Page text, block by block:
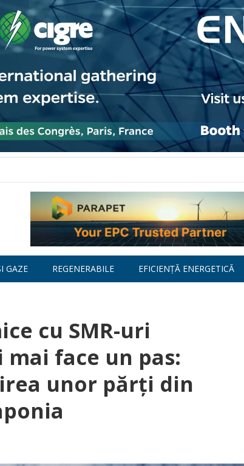
GAZE REGENERABILE EFICIENȚĂ ENERGETICĂ
cu SMR-uri
face un pas:
unor părți din